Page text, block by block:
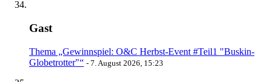
Gast
Thema „Gewinnspiel: O&C Herbst-Event #Teil1 "Buskin-
Globetrotter"“ - 7. August 2026, 15:23